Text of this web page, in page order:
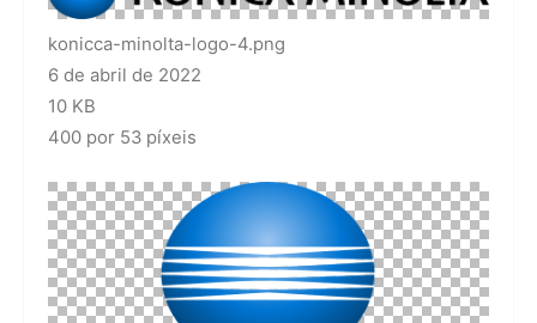
konicca-minolta-logo-4.png
6 de abril de 2022
10 KB
400 por 53 píxeis